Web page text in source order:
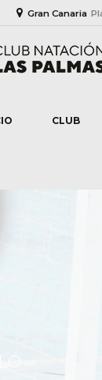
Gran Canaria
CLUB